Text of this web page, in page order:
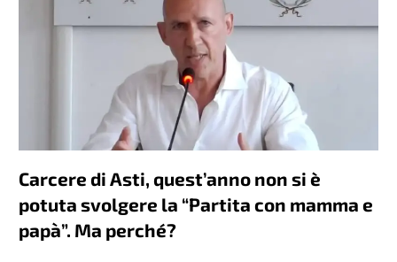
Carcere di Asti, quest’anno non si è
potuta svolgere la “Partita con mamma e
papà”. Ma perché?